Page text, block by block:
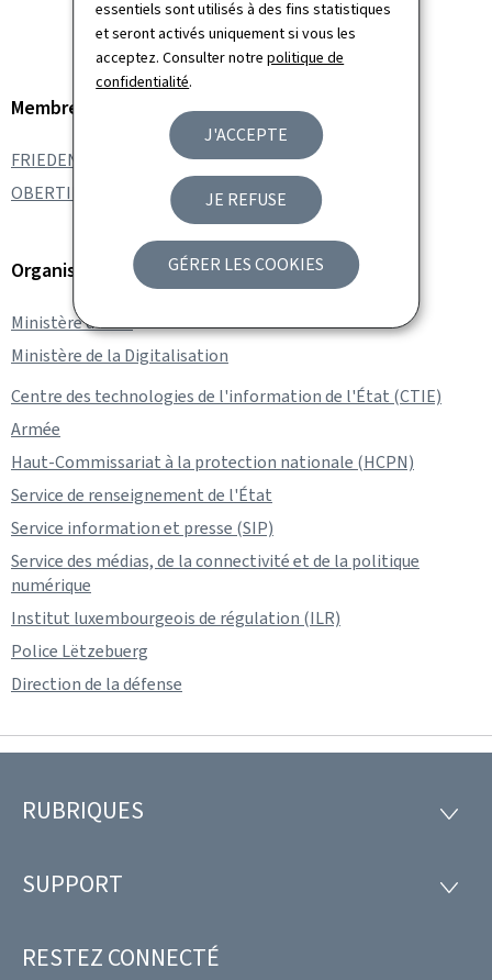
essentiels sont utilisés à des fins statistiques
et seront activés uniquement si vous les
acceptez. Consulter notrepolitique de
confidentialité.
J'ACCEPTE
JE REFUSE
GÉRER LES COOKIES
Membre du gouvernement
FRIEDEN Luc
OBERTIN Stéphanie
Organisation
Ministère d'État
Ministère de la Digitalisation
Centre des technologies de l'information de l'État (CTIE)
Armée
Haut-Commissariat à la protection nationale (HCPN)
Service de renseignement de l'État
Service information et presse (SIP)
Service des médias, de la connectivité et de la politique
numérique
Institut luxembourgeois de régulation (ILR)
Police Lëtzebuerg
Direction de la défense
Pied
page
RUBRIQUES
SUPPORT
RESTEZ CONNECTÉ